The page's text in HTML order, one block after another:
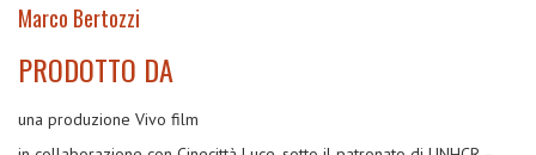
Marco Bertozzi
PRODOTTO DA
una produzione Vivo film